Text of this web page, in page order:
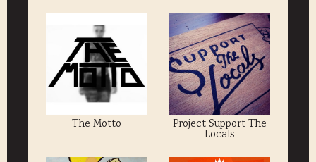
The Motto Project Support The
Locals